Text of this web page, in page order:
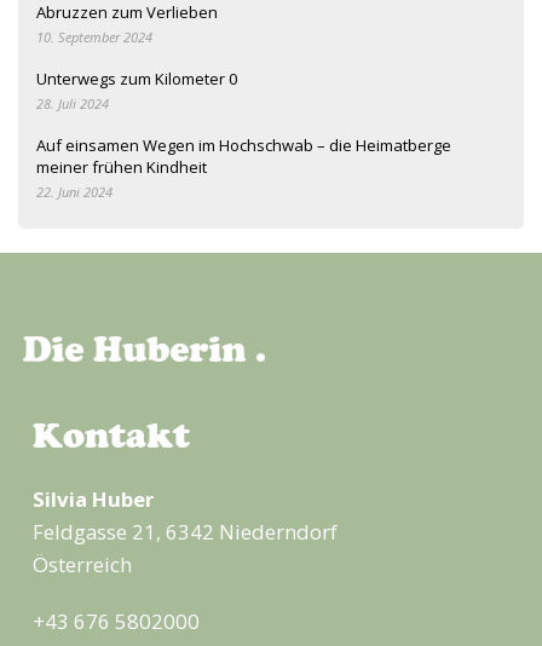
Abruzzen zum Verlieben
10. September 2024
Unterwegs zum Kilometer 0
28. Juli 2024
Auf einsamen Wegen im Hochschwab – die Heimatberge
meiner frühen Kindheit
22. Juni 2024
Kontakt
Silvia Huber
Feldgasse 21, 6342 Niederndorf
Österreich
+43 676 5802000